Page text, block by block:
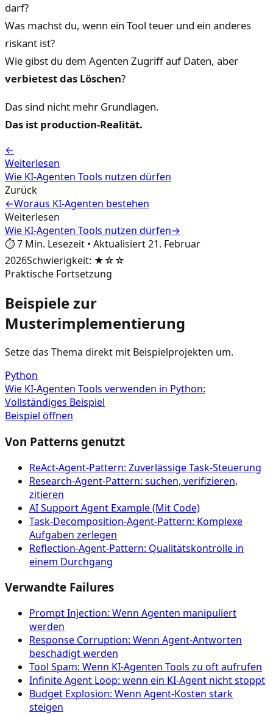
darf?
Was machst du, wenn ein Tool teuer und ein anderes
riskant ist?
Wie gibst du dem Agenten Zugriff auf Daten, aber
verbietest das Löschen?
Das sind nicht mehr Grundlagen.
Das ist production-Realität.
←
Weiterlesen
Wie KI-Agenten Tools nutzen dürfen
Zurück
←Woraus KI-Agenten bestehen
Weiterlesen
Wie KI-Agenten Tools nutzen dürfen→
⏱️7 Min. Lesezeit • Aktualisiert21. Februar
2026Schwierigkeit: ★☆☆
Praktische Fortsetzung
Beispiele zur
Musterimplementierung
Setze das Thema direkt mit Beispielprojekten um.
Python
Wie KI-Agenten Tools verwenden in Python:
Vollständiges Beispiel
Beispiel öffnen
Von Patterns genutzt
ReAct-Agent-Pattern: Zuverlässige Task-Steuerung
Research-Agent-Pattern: suchen, verifizieren,
zitieren
AI Support Agent Example (Mit Code)
Task-Decomposition-Agent-Pattern: Komplexe
Aufgaben zerlegen
Reflection-Agent-Pattern: Qualitätskontrolle in
einem Durchgang
Verwandte Failures
Prompt Injection: Wenn Agenten manipuliert
werden
Response Corruption: Wenn Agent-Antworten
beschädigt werden
Tool Spam: Wenn KI-Agenten Tools zu oft aufrufen
Infinite Agent Loop: wenn ein KI-Agent nicht stoppt
Budget Explosion: Wenn Agent-Kosten stark
steigen